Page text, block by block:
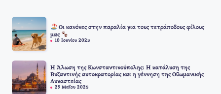
Οι κανόνες στην παραλία για τους τετράποδους φίλους
μας
10 Ιουνίου 2025
Η Άλωση της Κωνσταντινούπολης: Η κατάλυση της
Βυζαντινής αυτοκρατορίας και η γέννηση της Οθωμανικής
Δυναστείας
29 Μαΐου 2025